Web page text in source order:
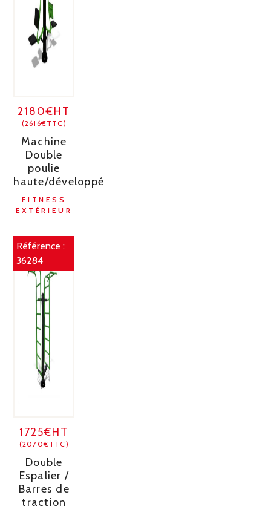
2180€HT
(2616€TTC)
Machine
Double
poulie
haute/développé
FITNESS
EXTÉRIEUR
Référence :
36284
1725€HT
(2070€TTC)
Double
Espalier /
Barres de
traction